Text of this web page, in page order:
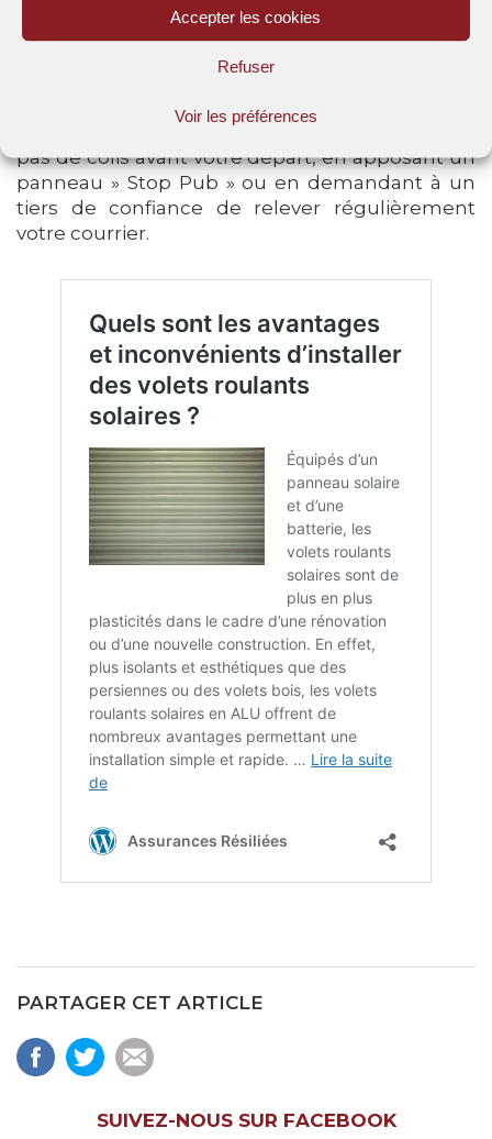
Accepter les cookies
Refuser
Voir les préférences
ne communiquez pas vos
faites en sorte que votre courrier ne déborde
pas de la boite aux lettres
pas de colis avant votre départ, en apposant un
panneau » Stop Pub » ou en demandant à un
tiers de confiance de relever régulièrement
votre courrier.
PARTAGER CET ARTICLE
SUIVEZ-NOUS SUR FACEBOOK